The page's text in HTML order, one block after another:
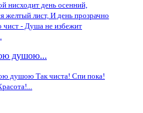
нисходит день осенний,
желтый лист, И день прозрачно
чист - Душа не избежит
душою...
душою Так чиста! Спи пока!